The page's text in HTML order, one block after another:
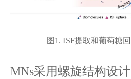
图1. ISF提取和葡萄糖
MNs采用螺旋结构设